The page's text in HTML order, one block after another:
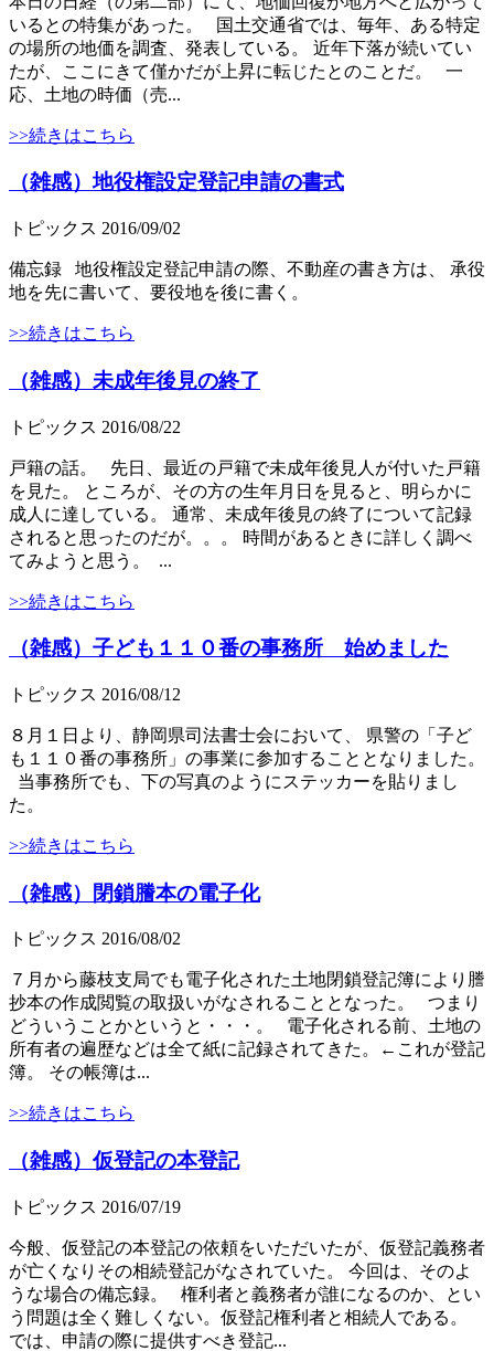
いるとの特集があった。 国土交通省では、毎年、ある特定
の場所の地価を調査、発表している。 近年下落が続いてい
たが、ここにきて僅かだが上昇に転じたとのことだ。 一
応、土地の時価（売...
>>続きはこちら
（雑感）地役権設定登記申請の書式
トピックス 2016/09/02
備忘録 地役権設定登記申請の際、不動産の書き方は、 承役
地を先に書いて、要役地を後に書く。
>>続きはこちら
（雑感）未成年後見の終了
トピックス 2016/08/22
戸籍の話。 先日、最近の戸籍で未成年後見人が付いた戸籍
を見た。 ところが、その方の生年月日を見ると、明らかに
成人に達している。 通常、未成年後見の終了について記録
されると思ったのだが。。。 時間があるときに詳しく調べ
てみようと思う。 ...
>>続きはこちら
（雑感）子ども１１０番の事務所 始めました
トピックス 2016/08/12
８月１日より、静岡県司法書士会において、 県警の「子ど
も１１０番の事務所」の事業に参加することとなりました。
当事務所でも、下の写真のようにステッカーを貼りまし
た。
>>続きはこちら
（雑感）閉鎖謄本の電子化
トピックス 2016/08/02
７月から藤枝支局でも電子化された土地閉鎖登記簿により謄
抄本の作成閲覧の取扱いがなされることとなった。 つまり
どういうことかというと・・・。 電子化される前、土地の
所有者の遍歴などは全て紙に記録されてきた。←これが登記
簿。 その帳簿は...
>>続きはこちら
（雑感）仮登記の本登記
トピックス 2016/07/19
今般、仮登記の本登記の依頼をいただいたが、仮登記義務者
が亡くなりその相続登記がなされていた。 今回は、そのよ
うな場合の備忘録。 権利者と義務者が誰になるのか、とい
う問題は全く難しくない。仮登記権利者と相続人である。
では、申請の際に提供すべき登記...